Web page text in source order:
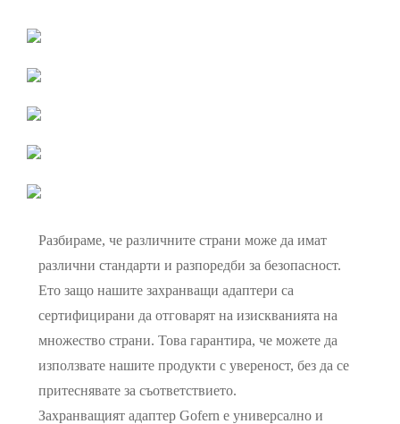
Разбираме, че различните страни може да имат
различни стандарти и разпоредби за безопасност.
Ето защо нашите захранващи адаптери са
сертифицирани да отговарят на изискванията на
множество страни. Това гарантира, че можете да
използвате нашите продукти с увереност, без да се
притеснявате за съответствието.
Захранващият адаптер Gofern е универсално и